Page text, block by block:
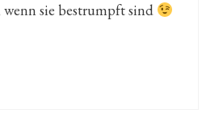
sie bestrumpft sind